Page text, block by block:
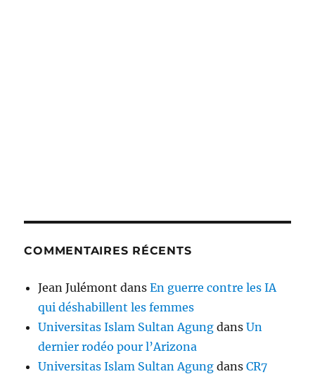
COMMENTAIRES RÉCENTS
Jean Julémont dansEn guerre contre les IA
qui déshabillent les femmes
Universitas Islam Sultan Agung dansUn
dernier rodéo pour l’Arizona
Universitas Islam Sultan Agung dansCR7